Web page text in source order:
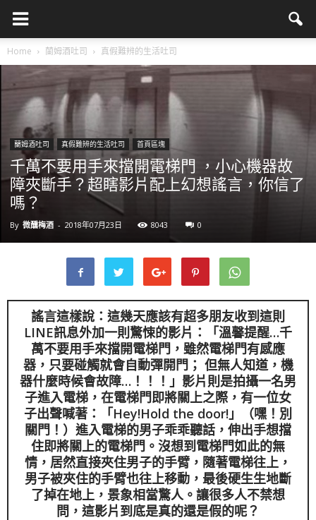
Home 蘭姆酒吐司 真假難辨的生活吐司
蘭姆酒吐司 真假難辨的生活吐司 首頁區塊
千萬不要用手來擋開電梯門 ，小心機器故
障夾斷手？超瞎影片配上幻想謠言，你信了
嗎？
By 微醺梅酒 - 2018年07月23日 8043 0
謠言這樣說：這幾天應該有超多朋友收到這則
LINE訊息外加一則驚悚的影片：「溫馨提醒…千
萬不要用手來擋開電梯門，雖然電梯門有感應
器，只要碰觸就會自動彈開門； 但無人知道，機
器什麼時候會故障…！！！」影片則是拍攝一名男
子進入電梯，在電梯門即將關上之際，有一位女
子出聲喊著：「Hey!Hold the door!」（嘿！別
關門！）進入電梯的男子乖乖聽話，伸出手想擋
住即將關上的電梯門。沒想到電梯門如此的無
情，居然直接夾住男子的手臂，隨著電梯往上，
男子被夾住的手臂也往上移動，最後硬生生地斷
了掉在地上，景象相當驚人。讓很多人不禁想
問，這影片到底是真的還是假的呢？